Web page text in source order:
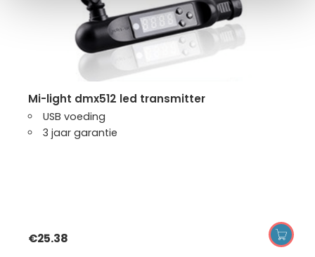
mi-light dmx512 led transmitter
USB voeding
3 jaar garantie
€25.38